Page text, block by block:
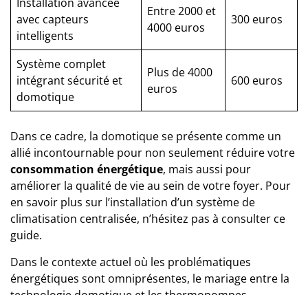
avec capteurs
intelligents
Entre 2000 et
4000 euros
300 euros
Système complet
intégrant sécurité et
domotique
Plus de 4000
euros
600 euros
Dans ce cadre, la domotique se présente comme un
allié incontournable pour non seulement réduire votre
consommation énergétique, mais aussi pour
améliorer la qualité de vie au sein de votre foyer. Pour
en savoir plus sur l’installation d’un système de
climatisation centralisée, n’hésitez pas à consulter ce
guide.
Dans le contexte actuel où les problématiques
énergétiques sont omniprésentes, le mariage entre la